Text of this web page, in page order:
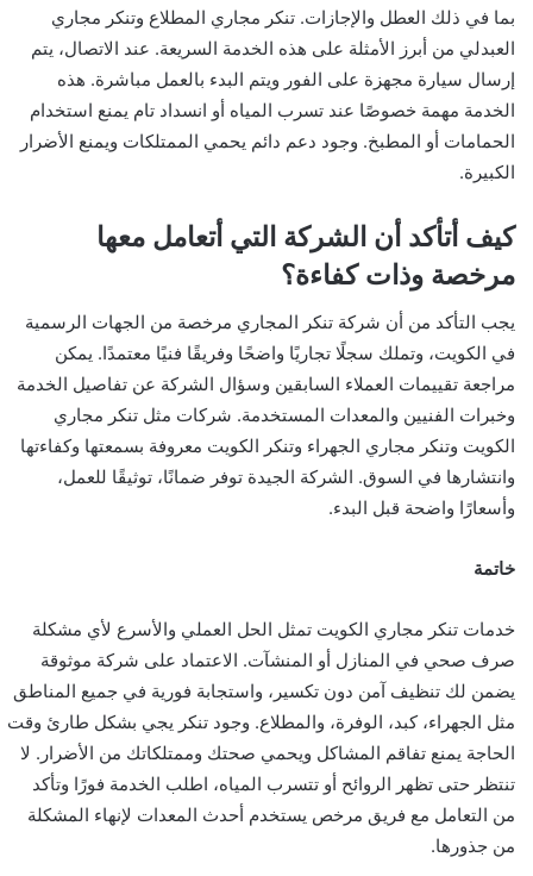
بما في ذلك العطل والإجازات. تنكر مجاري المطلاع وتنكر مجاري
العبدلي من أبرز الأمثلة على هذه الخدمة السريعة. عند الاتصال، يتم
إرسال سيارة مجهزة على الفور ويتم البدء بالعمل مباشرة. هذه
الخدمة مهمة خصوصًا عند تسرب المياه أو انسداد تام يمنع استخدام
الحمامات أو المطبخ. وجود دعم دائم يحمي الممتلكات ويمنع الأضرار
الكبيرة.
كيف أتأكد أن الشركة التي أتعامل معها
مرخصة وذات كفاءة؟
يجب التأكد من أن شركة تنكر المجاري مرخصة من الجهات الرسمية
في الكويت، وتملك سجلًا تجاريًا واضحًا وفريقًا فنيًا معتمدًا. يمكن
مراجعة تقييمات العملاء السابقين وسؤال الشركة عن تفاصيل الخدمة
وخبرات الفنيين والمعدات المستخدمة. شركات مثل تنكر مجاري
الكويت وتنكر مجاري الجهراء وتنكر الكويت معروفة بسمعتها وكفاءتها
وانتشارها في السوق. الشركة الجيدة توفر ضمانًا، توثيقًا للعمل،
وأسعارًا واضحة قبل البدء.
خاتمة
خدمات تنكر مجاري الكويت تمثل الحل العملي والأسرع لأي مشكلة
صرف صحي في المنازل أو المنشآت. الاعتماد على شركة موثوقة
يضمن لك تنظيف آمن دون تكسير، واستجابة فورية في جميع المناطق
مثل الجهراء، كبد، الوفرة، والمطلاع. وجود تنكر يجي بشكل طارئ وقت
الحاجة يمنع تفاقم المشاكل ويحمي صحتك وممتلكاتك من الأضرار. لا
تنتظر حتى تظهر الروائح أو تتسرب المياه، اطلب الخدمة فورًا وتأكد
من التعامل مع فريق مرخص يستخدم أحدث المعدات لإنهاء المشكلة
من جذورها.